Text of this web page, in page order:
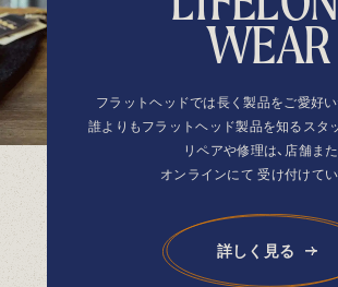
WEAR
フラットヘッドでは長く製品をご愛好
誰よりもフラットヘッド製品を知るスタ
リペアや修理は、店舗ま
オンラインにて 受け付けてい
詳しく見る